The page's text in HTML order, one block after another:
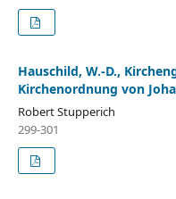
Hauschild, W.-D.,
Kirchenordnung von
Robert Stupperich
299-301